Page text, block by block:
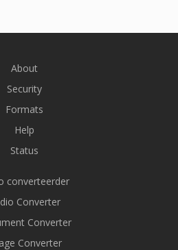
About
Security
Formats
Help
Status
converteerder
Converter
Converter
Converter